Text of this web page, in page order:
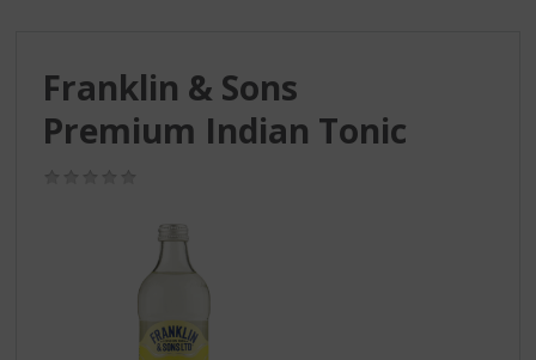
Franklin & Sons
Premium Indian Tonic